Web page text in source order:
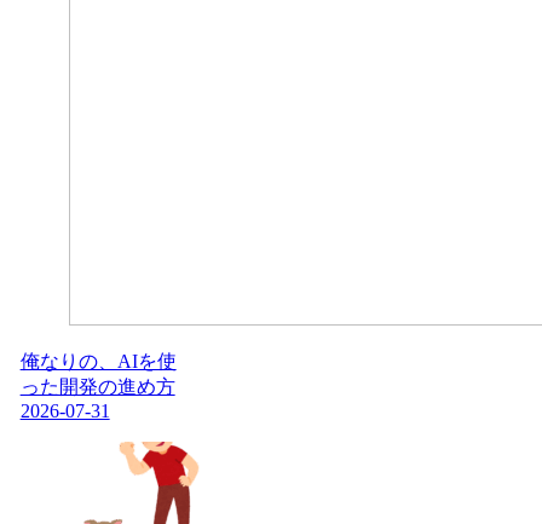
俺なりの、AIを使
った開発の進め方
2026-07-31